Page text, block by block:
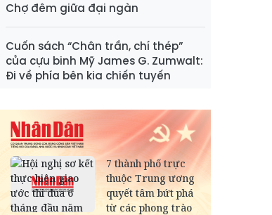
Chợ đêm giữa đại ngàn
Cuốn sách “Chân trần, chí thép”
của cựu binh Mỹ James G. Zumwalt:
Đi về phía bên kia chiến tuyến